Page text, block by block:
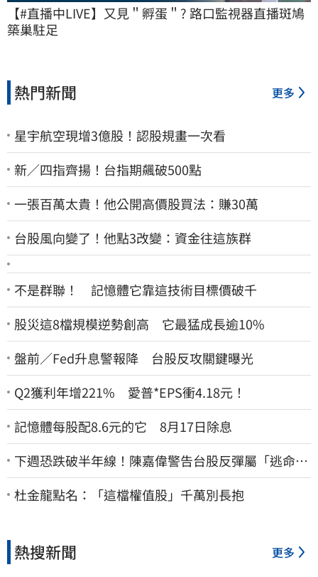
【#直播中LIVE】又見＂孵蛋＂? 路口監視器直播斑鳩
築巢駐足
熱門新聞 更多
星宇航空現增3億股！認股規畫一次看
新／四指齊揚！台指期飆破500點
一張百萬太貴！他公開高價股買法：賺30萬
台股風向變了！他點3改變：資金往這族群
不是群聯！ 記憶體它靠這技術目標價破千
股災這8檔規模逆勢創高 它最猛成長逾10%
盤前／Fed升息警報降 台股反攻關鍵曝光
Q2獲利年增221% 愛普*EPS衝4.18元！
記憶體每股配8.6元的它 8月17日除息
下週恐跌破半年線！陳嘉偉警告台股反彈屬「逃命
波」：空頭大屠殺剛開始
杜金龍點名：「這檔權值股」千萬別長抱
熱搜新聞 更多